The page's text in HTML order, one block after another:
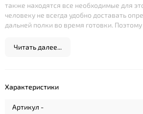
также находятся все необходимые для
человеку не всегда удобно доставать
дальней полки во время готовки. Поэтому
Читать далее...
Характеристики
Артикул -